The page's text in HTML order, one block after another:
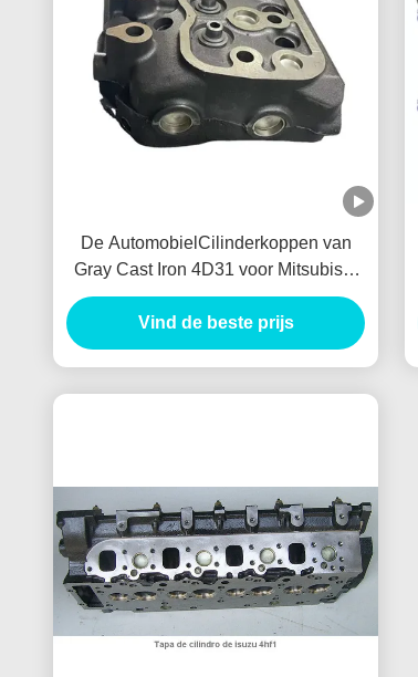
De AutomobielCilinderkoppen van
Gray Cast Iron 4D31 voor Mitsubishi
Fuso
Vind de beste prijs